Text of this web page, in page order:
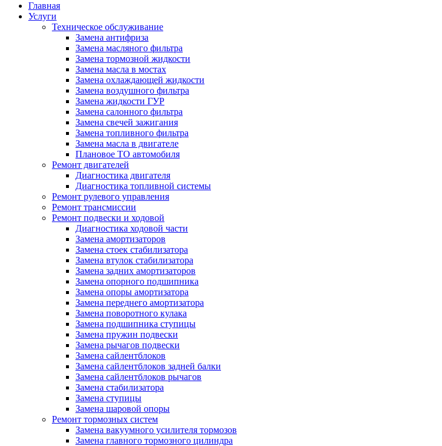
Главная
Услуги
Техническое обслуживание
Замена антифриза
Замена масляного фильтра
Замена тормозной жидкости
Замена масла в мостах
Замена охлаждающей жидкости
Замена воздушного фильтра
Замена жидкости ГУР
Замена салонного фильтра
Замена свечей зажигания
Замена топливного фильтра
Замена масла в двигателе
Плановое ТО автомобиля
Ремонт двигателей
Диагностика двигателя
Диагностика топливной системы
Ремонт рулевого управления
Ремонт трансмиссии
Ремонт подвески и ходовой
Диагностика ходовой части
Замена амортизаторов
Замена стоек стабилизатора
Замена втулок стабилизатора
Замена задних амортизаторов
Замена опорного подшипника
Замена опоры амортизатора
Замена переднего амортизатора
Замена поворотного кулака
Замена подшипника ступицы
Замена пружин подвески
Замена рычагов подвески
Замена сайлентблоков
Замена сайлентблоков задней балки
Замена сайлентблоков рычагов
Замена стабилизатора
Замена ступицы
Замена шаровой опоры
Ремонт тормозных систем
Замена вакуумного усилителя тормозов
Замена главного тормозного цилиндра